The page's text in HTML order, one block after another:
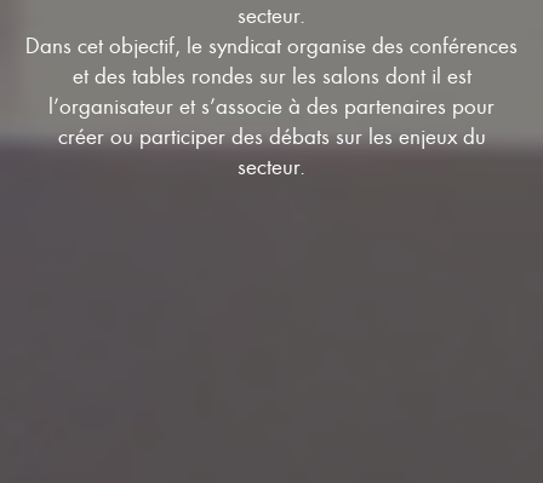
secteur.
Dans cet objectif, le syndicat organise des conférences
et des tables rondes sur les salons dont il est
l’organisateur et s’associe à des partenaires pour
créer ou participer des débats sur les enjeux du
secteur.